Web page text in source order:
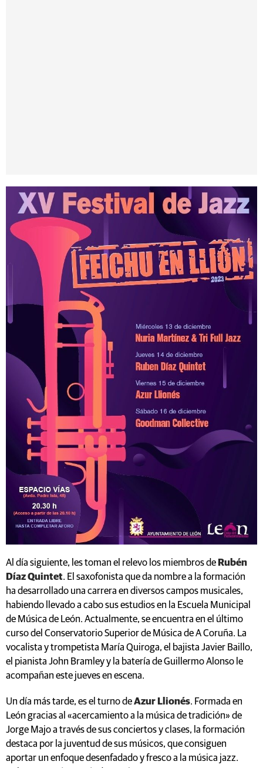
Al día siguiente, les toman el relevo los miembros de Rubén
Díaz Quintet. El saxofonista que da nombre a la formación
ha desarrollado una carrera en diversos campos musicales,
habiendo llevado a cabo sus estudios en la Escuela Municipal
de Música de León. Actualmente, se encuentra en el último
curso del Conservatorio Superior de Música de A Coruña. La
vocalista y trompetista María Quiroga, el bajista Javier Baillo,
el pianista John Bramley y la batería de Guillermo Alonso le
acompañan este jueves en escena.
Un día más tarde, es el turno deAzur Llionés. Formada en
León gracias al «acercamiento a la música de tradición» de
Jorge Majo a través de sus conciertos y clases, la formación
destaca por la juventud de sus músicos, que consiguen
aportar un enfoque desenfadado y fresco a la música jazz.